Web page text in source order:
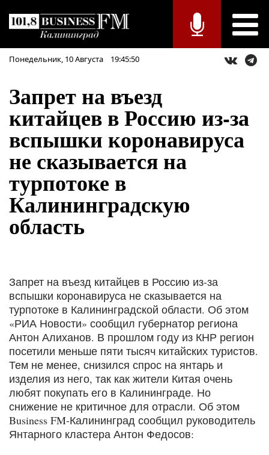
Понедельник, 10Августа 19:45:50
Запрет на въезд
китайцев в Россию из-за
вспышки коронавируса
не сказывается на
турпотоке в
Калининградскую
область
Запрет на въезд китайцев в Россию из-за
вспышки коронавируса не сказывается на
турпотоке в Калининградской области. Об этом
«РИА Новости» сообщил губернатор региона
Антон Алиханов. В прошлом году из КНР регион
посетили меньше пяти тысяч китайских туристов.
Тем не менее, снизился спрос на янтарь и
изделия из него, так как жители Китая очень
любят покупать его в Калининграде. Но
снижение не критичное для отрасли. Об этом
Business FM-Калининград сообщил руководитель
Янтарного кластера Антон Федосов: